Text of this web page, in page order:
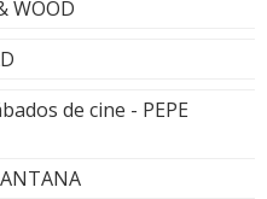
WOOD
de cine - PEPE